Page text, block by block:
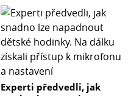
Experti předvedli, jak